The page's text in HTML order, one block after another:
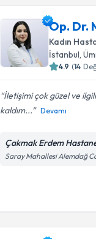
Op. Dr.
Kadın
İstanbul ,
4.9 (14
İletişimi çok güzel ve
kaldım...
Devamı
Çakmak Erdem
Saray Mahallesi Alemdağ